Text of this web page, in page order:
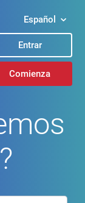
Español
Entrar
Comienza